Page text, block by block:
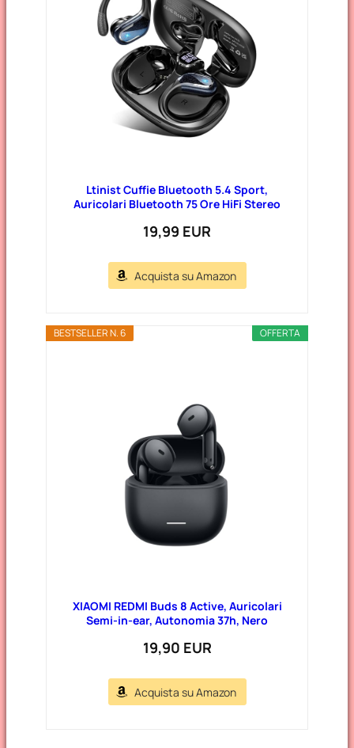
Ltinist Cuffie Bluetooth 5.4 Sport,
Auricolari Bluetooth 75 Ore HiFi Stereo
19,99 EUR
Acquista su Amazon
OFFERTA
BESTSELLER N. 6
XIAOMI REDMI Buds 8 Active, Auricolari
Semi-in-ear, Autonomia 37h, Nero
19,90 EUR
Acquista su Amazon